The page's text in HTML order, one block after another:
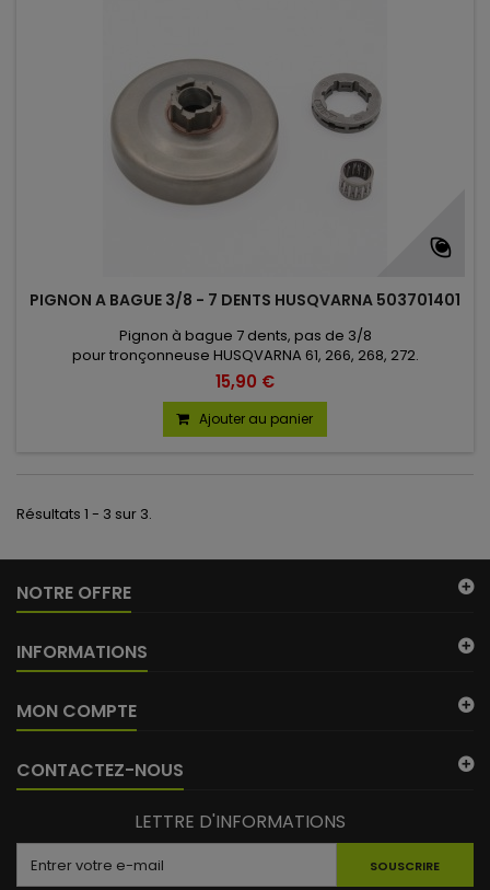
PIGNON A BAGUE 3/8 - 7 DENTS HUSQVARNA 503701401
Pignon à bague 7 dents, pas de 3/8
pour tronçonneuse HUSQVARNA 61, 266, 268, 272.
15,90 €
Ajouter au panier
Résultats 1 - 3 sur 3.
NOTRE OFFRE
INFORMATIONS
MON COMPTE
CONTACTEZ-NOUS
LETTRE D'INFORMATIONS
SOUSCRIRE